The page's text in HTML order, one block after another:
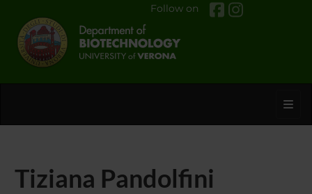
Follow on
Tiziana Pandolfini